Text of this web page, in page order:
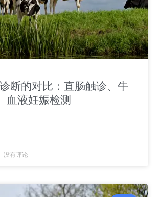
断的对比：直肠触诊、牛
血液妊娠检测
没有评论